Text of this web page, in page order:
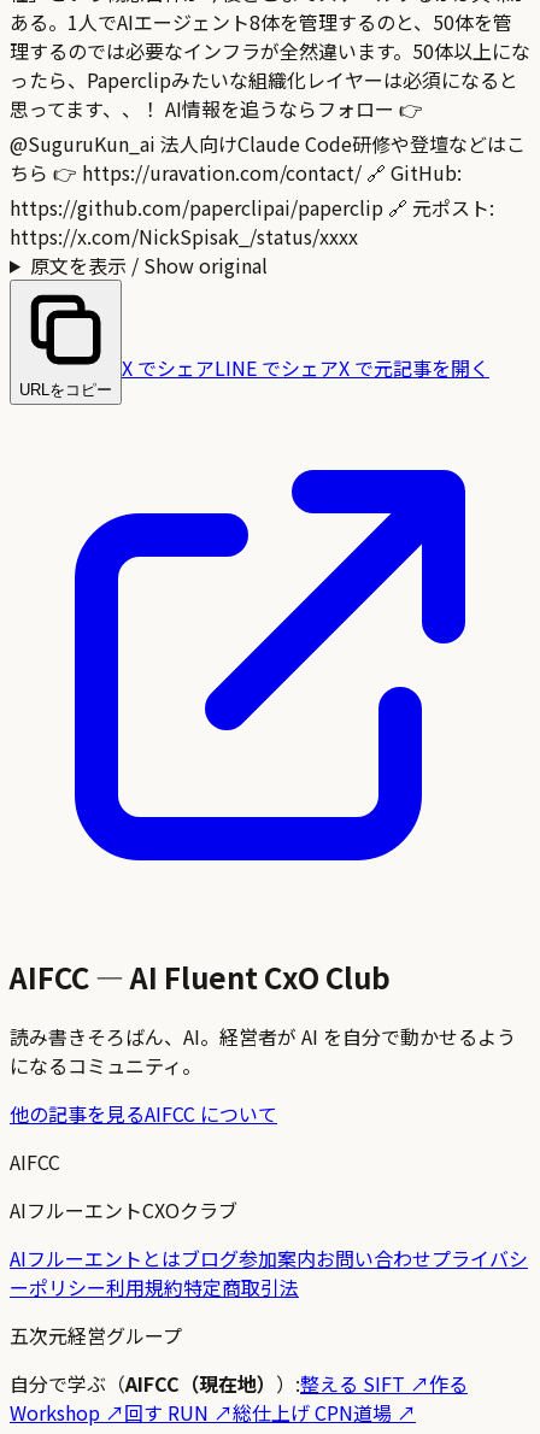
ある。1人でAIエージェント8体を管理するのと、50体を管
理するのでは必要なインフラが全然違います。50体以上にな
ったら、Paperclipみたいな組織化レイヤーは必須になると
思ってます、、！ AI情報を追うならフォロー 👉
@SuguruKun_ai 法人向けClaude Code研修や登壇などはこ
ちら 👉 https://uravation.com/contact/ 🔗 GitHub:
https://github.com/paperclipai/paperclip 🔗 元ポスト:
https://x.com/NickSpisak_/status/xxxx
原文を表示 / Show original
URLをコピー
X でシェアLINE でシェアX で元記事を開く
AIFCC — AI Fluent CxO Club
読み書きそろばん、AI。経営者が AI を自分で動かせるよう
になるコミュニティ。
他の記事を見るAIFCC について
AIFCC
AIフルーエントCXOクラブ
AIフルーエントとはブログ参加案内お問い合わせプライバシ
ーポリシー利用規約特定商取引法
五次元経営グループ
自分で学ぶ（AIFCC（現在地） ）:整える SIFT ↗作る
Workshop ↗回す RUN ↗総仕上げ CPN道場 ↗